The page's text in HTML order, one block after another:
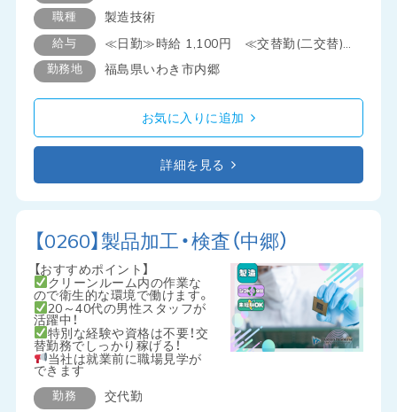
職種 製造技術
給与 ≪日勤≫時給 1,100円 ≪交替勤(二交替)≫時給 1,150円
勤務地 福島県いわき市内郷
お気に入りに追加
詳細を見る
【0260】製品加工・検査（中郷）
【おすすめポイント】
クリーンルーム内の作業な
ので衛生的な環境で働けます。
20～40代の男性スタッフが
活躍中！
特別な経験や資格は不要！交
替勤務でしっかり稼げる！
当社は就業前に職場見学が
できます
勤務 交代勤